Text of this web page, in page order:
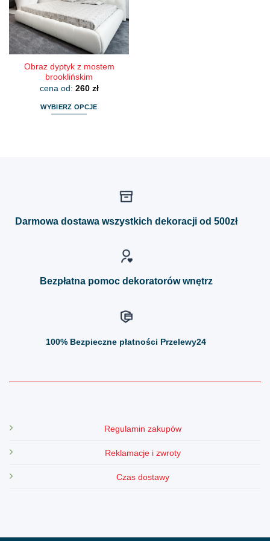
wybrać
na
stronie
produktu
Obraz dyptyk z mostem
brooklińskim
cena od: 260 zł
WYBIERZ OPCJE
na
Darmowa dostawa wszystkich dekoracji od 500zł
Bezpłatna pomoc dekoratorów wnętrz
100% Bezpieczne płatności Przelewy24
Regulamin zakupów
Reklamacje i zwroty
Czas dostawy